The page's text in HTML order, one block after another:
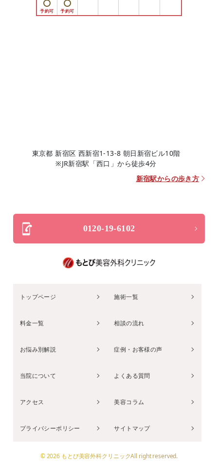
東京都 新宿区 西新宿1-13-8 朝日新宿ビル10階
※JR新宿駅「西口」から徒歩4分
新宿駅からの歩き方
0120-19-6102
トップページ 施術一覧
料金一覧 相談の流れ
お悩み別解説 症例・お客様の声
当院について よくある質問
アクセス 美容コラム
プライバシーポリシー サイトマップ
© 2026 もとび美容外科クリニックAll right reserved.